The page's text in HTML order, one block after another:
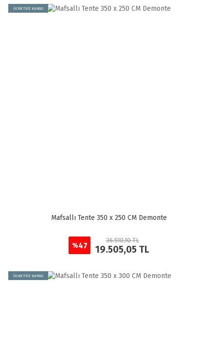
ÜCRETSİZ KARGO
Mafsallı Tente 350 x 250 CM Demonte
%47
36.510,10 TL
19.505,05 TL
ÜCRETSİZ KARGO